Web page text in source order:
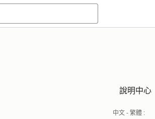
說明中心
中文 - 繁體 :